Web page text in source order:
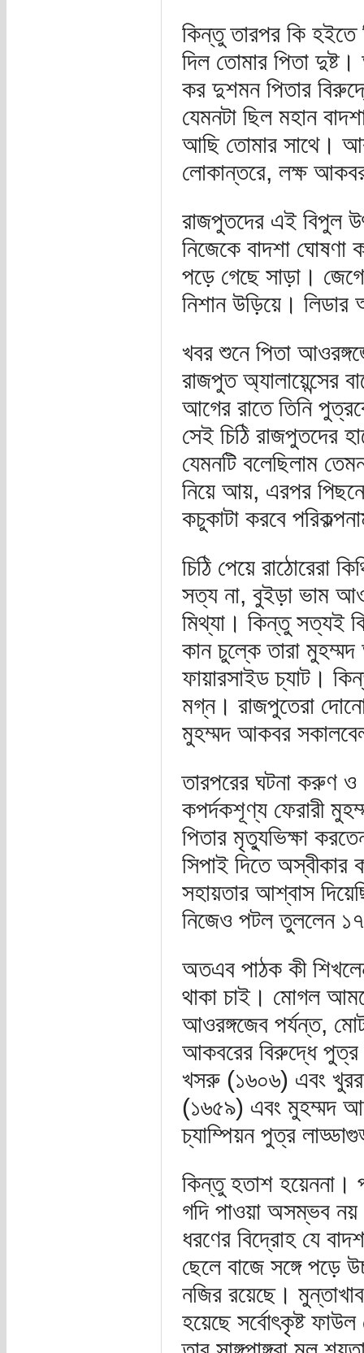
কিন্তু তারপর কি হইতে
দিল তোমার পিতা
কর দুশমন পিতার
যেমনটা ছিল মহান
আছি তোমার সাথে।
লোকান্তরে, লক্ষ
রাজপুতদের এই বিপুল
নিজেকে বাদশা
পড়ে গেছে সাড়া।
নিশান উড়িয়ে।
খবর শুনে পিতা
রাজপুত অ্যালায়েন্সের
আগের রাতে তিনি
সেই চিঠি রাজপুতদের
যেমনটি বলেছিলাম
নিয়ে আয়, এরপর
কচুকাটা করবে
চিঠি পেয়ে রাঠোরেরা
সত্য না, বুইড়া ভাম
মিথ্যা। কিন্তু সত্যই
কান চুল্কে তারা
ফায়ারসাইড চ্যাট।
মগ্ন। রাজপুতেরা
মুহম্মদ আকবর
তারপরের ঘটনা করুণ ও
কপর্দকশূণ্য ফেরারী
পিতার মৃত্যুভিক্ষা
সিপাই দিতে
সহায়তার আশ্বাস
নিজেও পটল তুললেন
অতএব পাঠক কী
থাকা চাই। মোগল
আওরঙ্গজেব পর্যন্ত,
আকবরের বিরুদ্ধে পুত্র
খসরু (১৬০৬) এবং
(১৬৫৯) এবং মুহম্মদ
চ্যাম্পিয়ন পুত্র
কিন্তু হতাশ হয়েননা।
গদি পাওয়া অসম্ভব
ধরণের বিদ্রোহ যে
ছেলে বাজে সঙ্গে পড়ে
নজির রয়েছে।
হয়েছে সর্বোৎকৃষ্ট